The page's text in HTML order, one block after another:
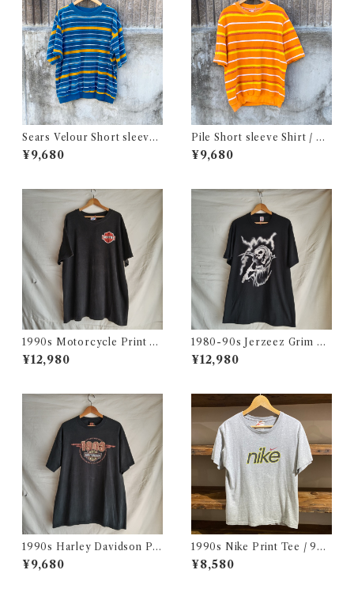
Sears Velour Short sleeve
Shirt / シアーズ ベロア ショ
ートスリーブ シャツ 古着
¥9,680
Pile Short sleeve Shirt / パ
イル生地 ショートスリーブ シ
ャツ 古着
¥9,680
1990s Motorcycle Print T-
Shirt Size XL / 90年代 ハー
レー バイカー Tシャツ スカル
¥12,980
1980-90s Jerzeez Grim Re
aper T-Shirt Size XL / ジャ
ージーズ 死神 スカル プリント
¥12,980
1990s Harley Davidson Pri
nt T-Shirt Made in USA / ハ
ーレー バイカー Tシャツ アメ
¥9,680
1990s Nike Print Tee / 90
年代 ナイキ プリント Tシャツ
古着
¥8,580